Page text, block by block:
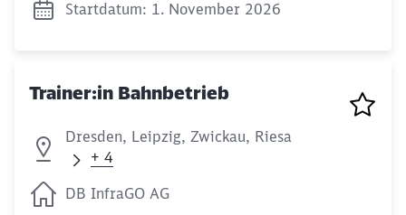
Startdatum: 1. November 2026
Trainer:in Bahnbetrieb
Dresden, Leipzig, Zwickau, Riesa
+ 4
DB InfraGO AG